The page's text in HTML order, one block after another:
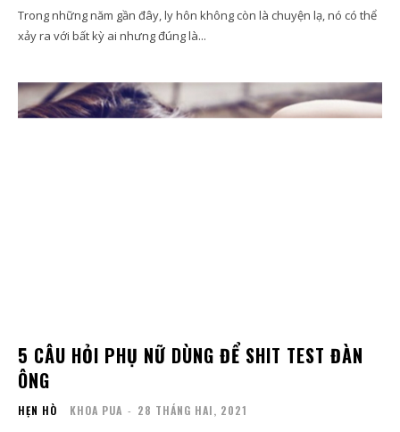
Trong những năm gần đây, ly hôn không còn là chuyện lạ, nó có thể
xảy ra với bất kỳ ai nhưng đúng là...
5 CÂU HỎI PHỤ NỮ DÙNG ĐỂ SHIT TEST ĐÀN
ÔNG
HẸN HÒ KHOA PUA - 28 THÁNG HAI, 2021